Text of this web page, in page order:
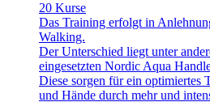
20 Kurse
Das Training erfolgt in
Walking.
Der Unterschied liegt unter
eingesetzten Nordic Aqua
Diese sorgen für ein optimiertes
und Hände durch mehr und